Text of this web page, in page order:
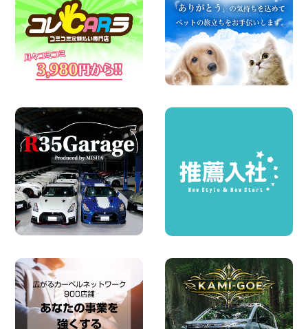
100円レンタカー 墨田文花
2026年08月07日
お盆も休まず営業します! 神奈川県 横浜
旭南本宿町店
100円レンタカー 横浜旭南本宿町
2026年08月07日
坂出川津店
【カーシェアのレンタカーが2台になりま
した!】 岐阜県 各務原那加店
100円レンタカー 各務原那加
2026年08月06日